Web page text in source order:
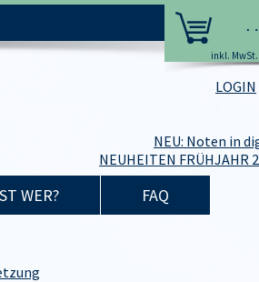
inkl.
LOGIN
NEU: Noten in
NEUHEITEN FRÜHJAHR
WER?
FAQ